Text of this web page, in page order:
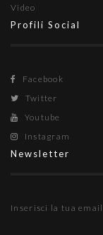
Video
Profili Social
Facebook
Twitter
Youtube
Instagram
Newsletter
Inserisci la tua